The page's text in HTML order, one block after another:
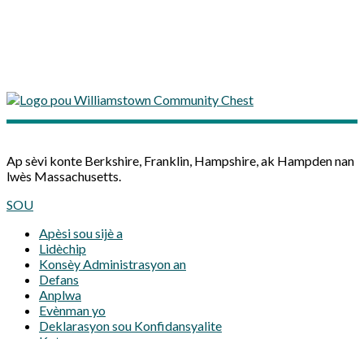
Ap sèvi konte Berkshire, Franklin, Hampshire, ak Hampden nan
lwès Massachusetts.
SOU
Apèsi sou sijè a
Lidèchip
Konsèy Administrasyon an
Defans
Anplwa
Evènman yo
Deklarasyon sou Konfidansyalite